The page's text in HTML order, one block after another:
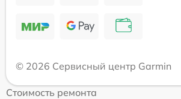
© 2026 Сервисный центр Garmin
Стоимость ремонта